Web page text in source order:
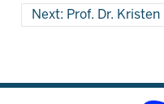
Next: Prof. Dr.